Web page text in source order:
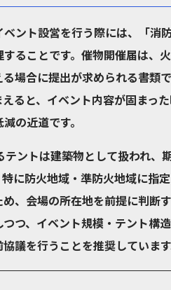
ント設営を行う際には、「消
ることです。催物開催届は、
場合に提出が求められる書類
ると、イベント内容が固まっ
の近道です。
ントは建築物として扱われ、
に防火地域・準防火地域に指
、会場の所在地を前提に判断
つ、イベント規模・テント構
議を行うことを推奨しています